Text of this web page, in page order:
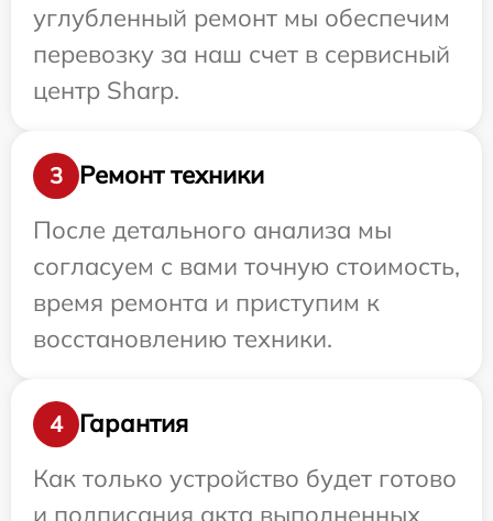
углубленный ремонт мы обеспечим
перевозку за наш счет в сервисный
центр Sharp.
3
Ремонт техники
После детального анализа мы
согласуем с вами точную стоимость,
время ремонта и приступим к
восстановлению техники.
4
Гарантия
Как только устройство будет готово
и подписания акта выполненных